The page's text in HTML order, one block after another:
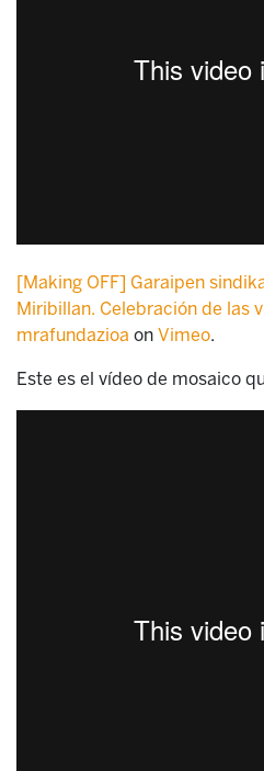
[Making OFF] Garaipen
Miribillan. Celebración de las
mrafundazioa on Vimeo.
Este es el vídeo de mosaico